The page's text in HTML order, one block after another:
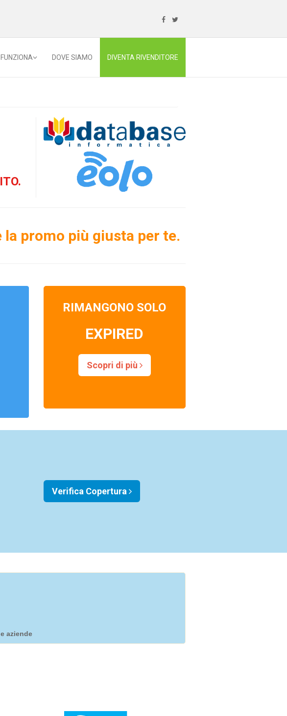
DOVE SIAMO DIVENTA RIVENDITORE
la promo più giusta per te.
RIMANGONO SOLO
EXPIRED
Scopri di più
Verifica Copertura
aziende